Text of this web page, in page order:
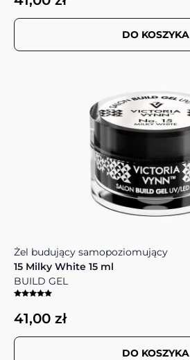
DO KOSZYKA
Żel budujący samopoziomujący
15 Milky White 15 ml
BUILD GEL
41,00 zł
DO KOSZYKA